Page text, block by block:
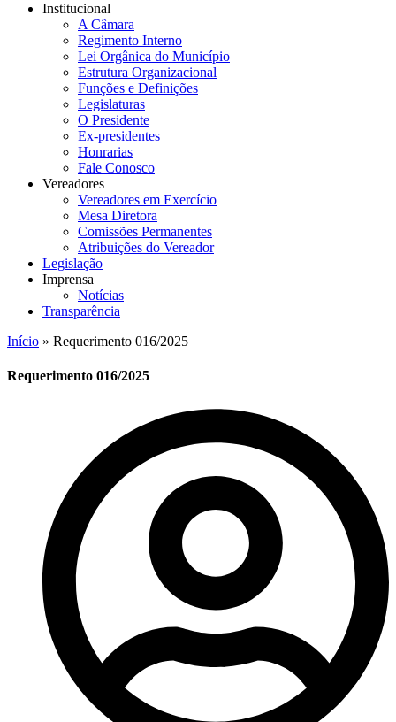
Institucional
A Câmara
Regimento Interno
Lei Orgânica do Município
Estrutura Organizacional
Funções e Definições
Legislaturas
O Presidente
Ex-presidentes
Honrarias
Fale Conosco
Vereadores
Vereadores em Exercício
Mesa Diretora
Comissões Permanentes
Atribuições do Vereador
Legislação
Imprensa
Notícias
Transparência
Início » Requerimento 016/2025
Requerimento 016/2025